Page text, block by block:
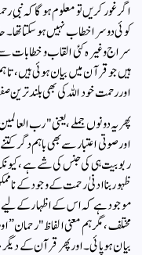
اگر غور کریں تو معلوم ہوگا کہ
کوئی دوسرا خطاب نہیں ہو سکتا تھا۔
سراج وغیرہ کئی القاب و خطابات
ہیں جو قرآن میں بیان ہوئی ہیں،
اور رحمت خود اللہ کی بھی بلند
پھر یہ دونوں جملے، یعنی "رب
اور صوتی اعتبار سے بھی باہم دگر
ربوبیت ہی کی جنس کی شے ہے،
ظہور بنا ادنیٰ رحمت کے وجود کے
موجود ہے کہ اس کے اظہار کے لیے
مختلف، مگر ہم معنی الفاظ "رحمان”
بیان ہو پائی۔ اور پھر قرآن کے دیگر